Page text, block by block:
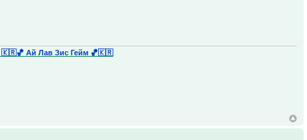
🇰🇷🏀 Ай Лав Зис Гейм 🏀🇰🇷